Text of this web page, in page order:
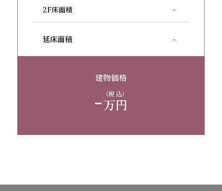
2F床面積 -
延床面積 -
建物価格
-万円
（税 込）